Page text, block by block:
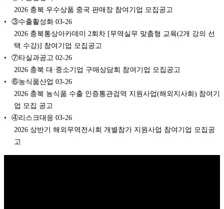
2026 충북 우수상품 중국 판매장 참여기업 모집공고
③수출활성화 03-26
2026 충북통상아카데미 2회차 [무역실무 맞춤형 교육(2개 강의 선
택 수강)] 참여기업 모집공고
⑦타실과공고 02-26
2026 충북 대·중소기업 구매상담회 참여기업 모집공고
⑥농식품산업 03-26
2026 충북 농식품 수출 인증통관검역 지원사업(해외지사화) 참여기
업 모집 공고
④리스크대응 03-26
2026 상반기 해외무역전시회 개별참가 지원사업 참여기업 모집공
고